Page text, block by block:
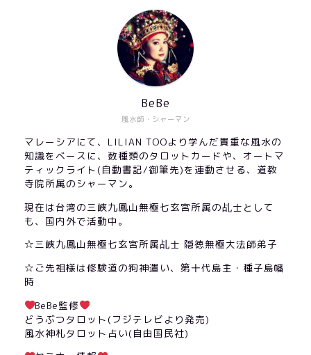
風水師・シャーマン
BeBe
マレーシアにて、LILIAN TOOより学んだ貴重な風水の
知識をベースに、数種類のタロットカードや、オートマ
ティックライト(自動書記/御筆先)を連動させる、道教
寺院所属のシャーマン。
現在は台湾の三峽九鳳山無極七玄宮所属の乩士として
も、国内外で活動中。
☆三峽九鳳山無極七玄宮所属乩士 隠徳無極大法師弟子
☆ご先祖様は修験道の狗神遣い、第十代島主・種子島幡
時
BeBe監修
どうぶつタロット(フジテレビより発売)
風水神札タロット占い(自由国民社)